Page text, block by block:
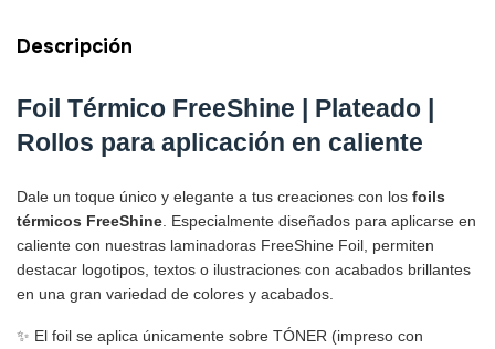
Descripción
Foil Térmico FreeShine | Plateado |
Rollos para aplicación en caliente
Dale un toque único y elegante a tus creaciones con los foils
térmicos FreeShine . Especialmente diseñados para aplicarse en
caliente con nuestras laminadoras FreeShine Foil, permiten
destacar logotipos, textos o ilustraciones con acabados brillantes
en una gran variedad de colores y acabados.
✨ El foil se aplica únicamente sobre TÓNER (impreso con